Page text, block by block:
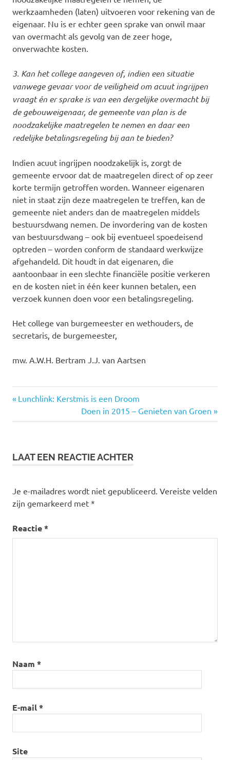
werkzaamheden (laten) uitvoeren voor rekening van de
eigenaar. Nu is er echter geen sprake van onwil maar
van overmacht als gevolg van de zeer hoge,
onverwachte kosten.
3. Kan het college aangeven of, indien een situatie
vanwege gevaar voor de veiligheid om acuut ingrijpen
vraagt én er sprake is van een dergelijke overmacht bij
de gebouweigenaar, de gemeente van plan is de
noodzakelijke maatregelen te nemen en daar een
redelijke betalingsregeling bij aan te bieden?
Indien acuut ingrijpen noodzakelijk is, zorgt de
gemeente ervoor dat de maatregelen direct of op zeer
korte termijn getroffen worden. Wanneer eigenaren
niet in staat zijn deze maatregelen te treffen, kan de
gemeente niet anders dan de maatregelen middels
bestuursdwang nemen. De invordering van de kosten
van bestuursdwang – ook bij eventueel spoedeisend
optreden – worden conform de standaard werkwijze
afgehandeld. Dit houdt in dat eigenaren, die
aantoonbaar in een slechte financiële positie verkeren
en de kosten niet in één keer kunnen betalen, een
verzoek kunnen doen voor een betalingsregeling.
Het college van burgemeester en wethouders, de
secretaris, de burgemeester,
mw. A.W.H. Bertram J.J. van Aartsen
haag
60
onderzoek
vve
Bericht
navigatie
Vorige
Lunchlink: Kerstmis is een Droom
Volgende
bericht:
Doen in 2015 – Genieten van Groen
LAAT EEN REACTIE ACHTER
Je e-mailadres wordt niet gepubliceerd. Vereiste velden
zijn gemarkeerd met *
Reactie*
Naam *
E-mail*
Site